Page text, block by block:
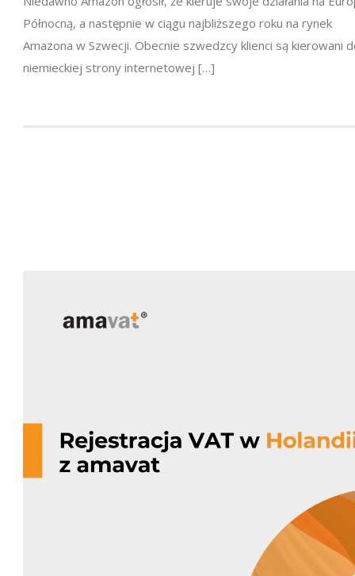
Północną, a następnie w ciągu najbliższego roku na rynek
Amazona w Szwecji. Obecnie szwedzcy klienci są kierowani
niemieckiej strony internetowej […]